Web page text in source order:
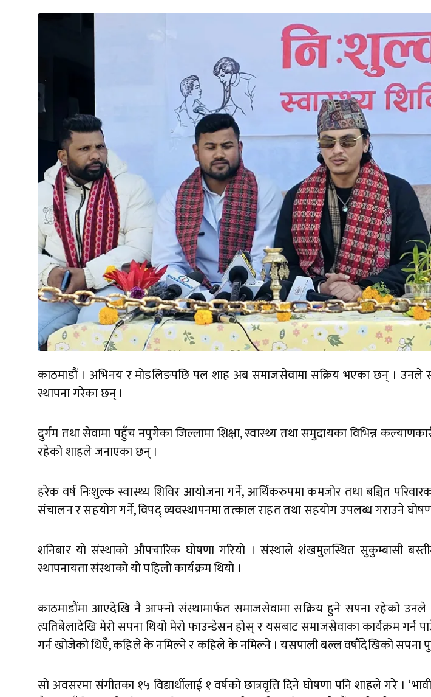
काठमाडौं । अभिनय र मोडलिङपछि पल शाह अब समाजसेवामा सक्रिय भएका छन् । उनले
स्थापना गरेका छन् ।
दुर्गम तथा सेवामा पहुँच नपुगेका जिल्लामा शिक्षा, स्वास्थ्य तथा समुदायका विभिन्न
रहेको शाहले जनाएका छन् ।
हरेक वर्ष निःशुल्क स्वास्थ्य शिविर आयोजना गर्ने, आर्थिकरुपमा कमजोर तथा बञ्चित परिवारका
संचालन र सहयोग गर्ने, विपद् व्यवस्थापनमा तत्काल राहत तथा सहयोग उपलब्ध गराउने
शनिबार यो संस्थाको औपचारिक घोषणा गरियो । संस्थाले शंखमुलस्थित सुकुम्बासी
स्थापनायता संस्थाको यो पहिलो कार्यक्रम थियो ।
काठमाडौंमा आएदेखि नै आफ्नो संस्थामार्फत समाजसेवामा सक्रिय हुने सपना रहेको
त्यतिबेलादेखि मेरो सपना थियो मेरो फाउन्डेसन होस् र यसबाट समाजसेवाका कार्यक्रम
गर्न खोजेको थिएँ, कहिले के नमिल्ने र कहिले के नमिल्ने । यसपाली बल्ल वर्षौंदेखिको सपना
सो अवसरमा संगीतका १५ विद्यार्थीलाई १ वर्षको छात्रवृत्ति दिने घोषणा पनि शाहले गरे ।